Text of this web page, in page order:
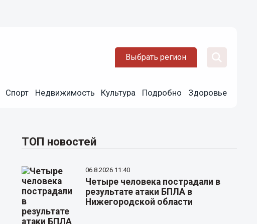
Выбрать регион
Спорт Недвижимость Культура Подробно Здоровье
ТОП новостей
06.8.2026 11:40
Четыре человека пострадали в
результате атаки БПЛА в
Нижегородской области